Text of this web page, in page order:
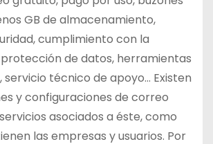
GB de almacenamiento,
cumplimiento con la
de datos, herramientas
técnico de apoyo… Existen
y configuraciones de correo
asociados a éste, como
las empresas y usuarios. Por